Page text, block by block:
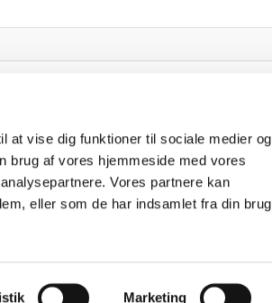
at vise dig funktioner til sociale medier og
brug af vores hjemmeside med vores
Vores partnere kan
eller som de har indsamlet fra din brug
Marketing
Generelle henvendelser:
kontakt@fcomputer.dk
Service- og reklamationsafdelingen: